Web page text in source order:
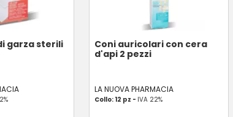
garza sterili
Coni auricolari con cera
d'api 2 pezzi
LA NUOVA PHARMACIA
Collo: 12 pz - IVA 22%